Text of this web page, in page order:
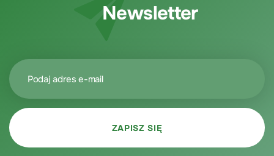
Newsletter